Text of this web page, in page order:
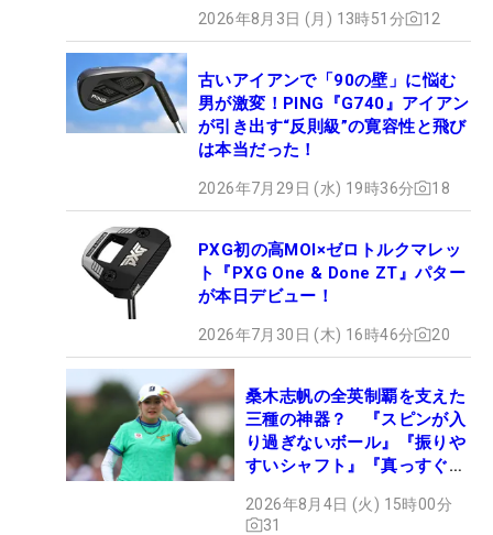
2026年8月3日 (月) 13時51分 12
古いアイアンで「90の壁」に悩む
男が激変！PING『G740』アイアン
が引き出す“反則級”の寛容性と飛び
は本当だった！
2026年7月29日 (水) 19時36分 18
PXG初の高MOI×ゼロトルクマレッ
ト『PXG One & Done ZT』パター
が本日デビュー！
2026年7月30日 (木) 16時46分 20
桑木志帆の全英制覇を支えた
三種の神器？ 『スピンが入
り過ぎないボール』『振りや
すいシャフト』『真っすぐ飛
セッティング
2026年8月4日 (火) 15時00分
31